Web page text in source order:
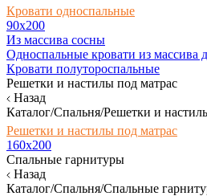
Кровати односпальные
90х200
Из массива сосны
Односпальные кровати из массива
Кровати полутороспальные
Решетки и настилы под матрас
Назад
Каталог/Спальня/Решетки и
Решетки и настилы под матрас
160х200
Спальные гарнитуры
Назад
Каталог/Спальня/Спальные